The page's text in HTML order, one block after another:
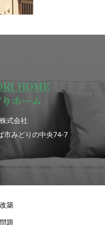
式会社
みどりの中央74-7
築
題